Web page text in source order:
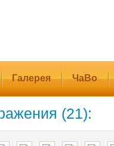
Галерея ЧаВо
(21):